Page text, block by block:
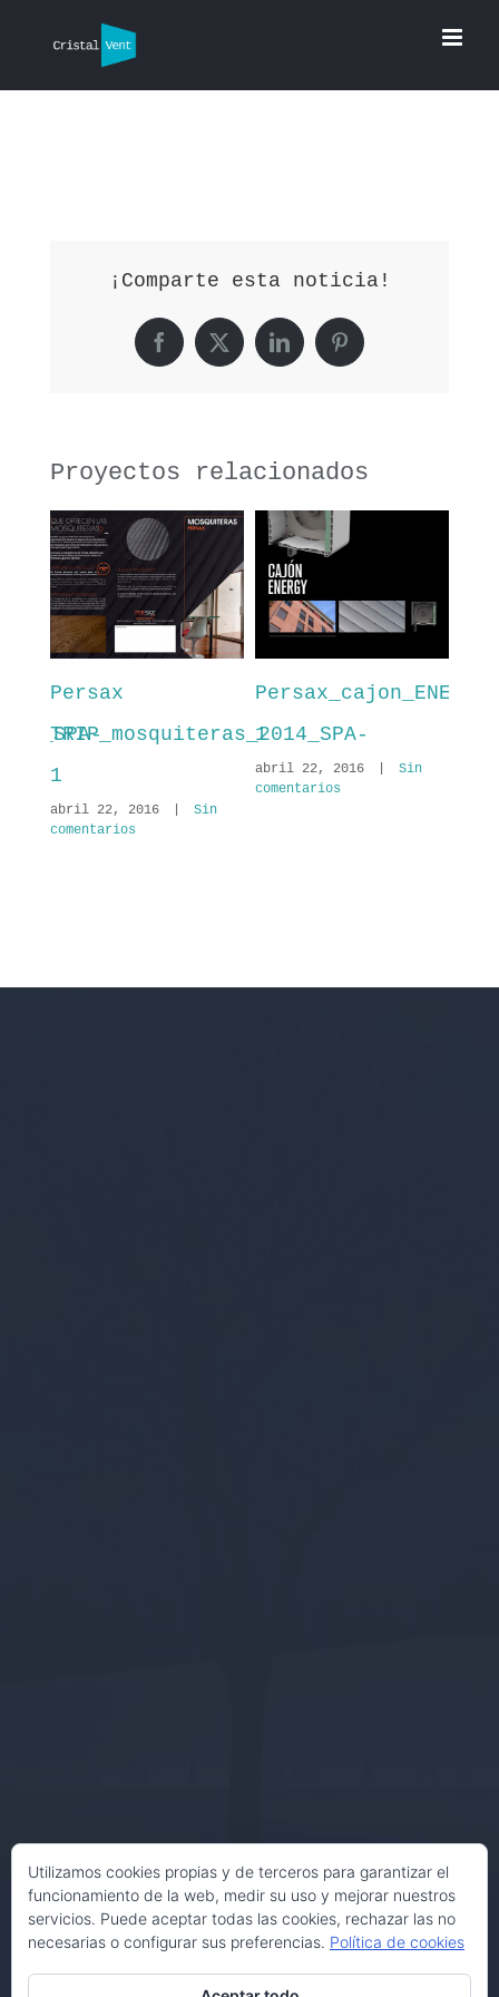
contenido
¡Comparte esta noticia!
Facebook
X LinkedInPinterest
Proyectos relacionados
Persax
TRIP_mosquiteras_2014_SPA-
1
abril 22, 2016 |
Sin
comentarios
1
abril 22, 2016 |
Sin
comentarios
Utilizamos cookies propias y de terceros para garantizar el
funcionamiento de la web, medir su uso y mejorar nuestros
servicios. Puede aceptar todas las cookies, rechazar las no
necesarias o configurar sus preferencias. Política de cookies